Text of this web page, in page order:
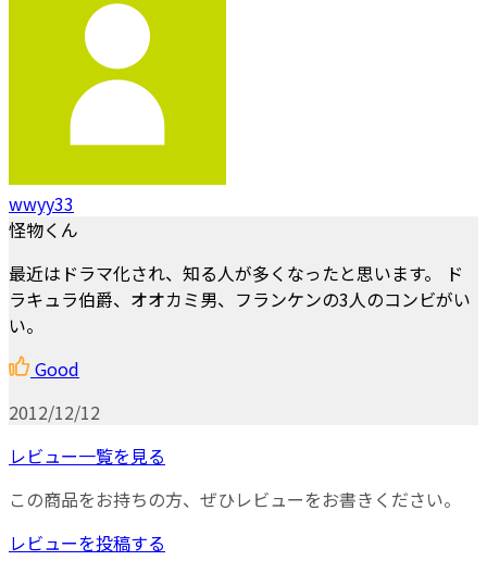
wwyy33
怪物くん
最近はドラマ化され、知る人が多くなったと思います。 ド
ラキュラ伯爵、オオカミ男、フランケンの3人のコンビがい
い。
Good
2012/12/12
レビュー一覧を見る
この商品をお持ちの方、ぜひレビューをお書きください。
レビューを投稿する